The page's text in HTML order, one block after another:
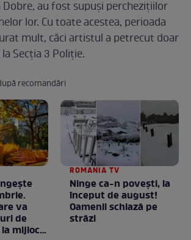
Dobre, au fost supuși perchezițiilor
lor. Cu toate acestea, perioada
mult, căci artistul a petrecut doar
Secția 3 Poliție.
recomandări
va
de
mijlocul
ROMANIA TV
Ninge ca-n povești, la
început de august!
Oamenii schiază pe
străzi